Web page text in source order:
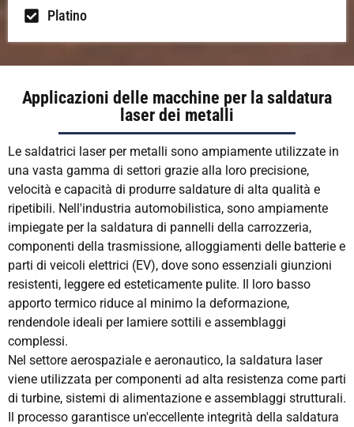
Platino
Applicazioni delle macchine per la saldatura
laser dei metalli
Le saldatrici laser per metalli sono ampiamente utilizzate in
una vasta gamma di settori grazie alla loro precisione,
velocità e capacità di produrre saldature di alta qualità e
ripetibili. Nell'industria automobilistica, sono ampiamente
impiegate per la saldatura di pannelli della carrozzeria,
componenti della trasmissione, alloggiamenti delle batterie e
parti di veicoli elettrici (EV), dove sono essenziali giunzioni
resistenti, leggere ed esteticamente pulite. Il loro basso
apporto termico riduce al minimo la deformazione,
rendendole ideali per lamiere sottili e assemblaggi
complessi.
Nel settore aerospaziale e aeronautico, la saldatura laser
viene utilizzata per componenti ad alta resistenza come parti
di turbine, sistemi di alimentazione e assemblaggi strutturali.
Il processo garantisce un'eccellente integrità della saldatura